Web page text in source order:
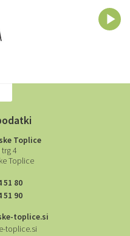
Toplice
4
Toplice
51 80
51 90
toplice.si
toplice.si